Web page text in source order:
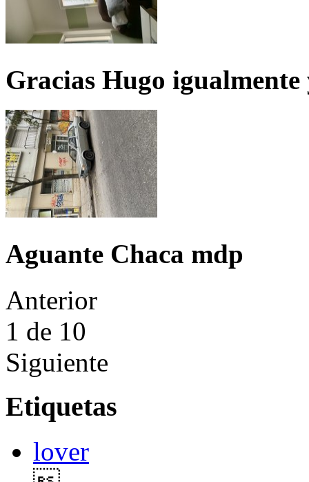
Gracias Hugo igualmente
Aguante Chaca mdp
Anterior
1 de 10
Siguiente
Etiquetas
lover